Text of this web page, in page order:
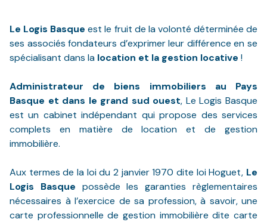
VILLES
DOSSIER DE
NOS
PRESTATIONS
CONTACT
Le Logis Basque est le fruit de la volonté déterminée de
ses associés fondateurs d’exprimer leur différence en se
spécialisant dans la location et la gestion locative !
Administrateur de biens immobiliers au Pays
Basque et dans le grand sud ouest, Le Logis Basque
est un cabinet indépendant qui propose des services
complets en matière de location et de gestion
immobilière.
Aux termes de la loi du 2 janvier 1970 dite loi Hoguet, Le
Logis Basque possède les garanties règlementaires
nécessaires à l’exercice de sa profession, à savoir, une
carte professionnelle de gestion immobilière dite carte